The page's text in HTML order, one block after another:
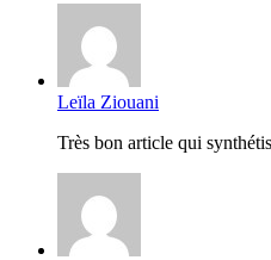
Leïla Ziouani
Très bon article qui